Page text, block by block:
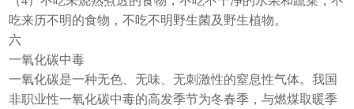
吃来历不明的食物，不吃不明野生菌及野生植物。
六
一氧化碳中毒
一氧化碳是一种无色、无味、无刺激性的窒息性气体。我国
非职业性一氧化碳中毒的高发季节为冬春季，与燃煤取暖季